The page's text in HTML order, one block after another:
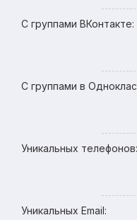
С группами ВКонтакте:
С группами в
Уникальных телефонов:
Уникальных Email: